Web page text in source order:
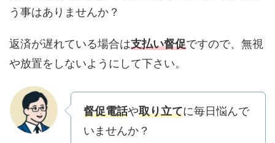
う事はありませんか？
返済が遅れている場合は支払い督促ですので、無視
や放置をしないようにして下さい。
督促電話や取り立てに毎日悩んで
いませんか？